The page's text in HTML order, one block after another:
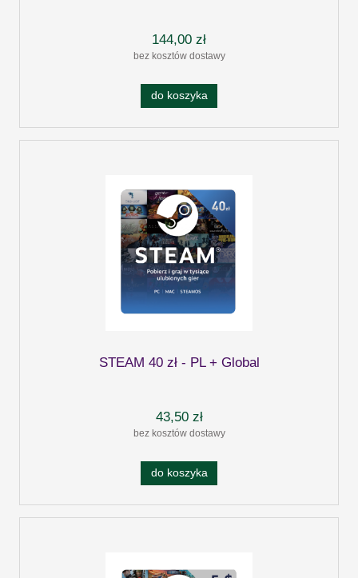
144,00 zł
bez kosztów dostawy
do koszyka
STEAM 40 zł - PL + Global
43,50 zł
bez kosztów dostawy
do koszyka